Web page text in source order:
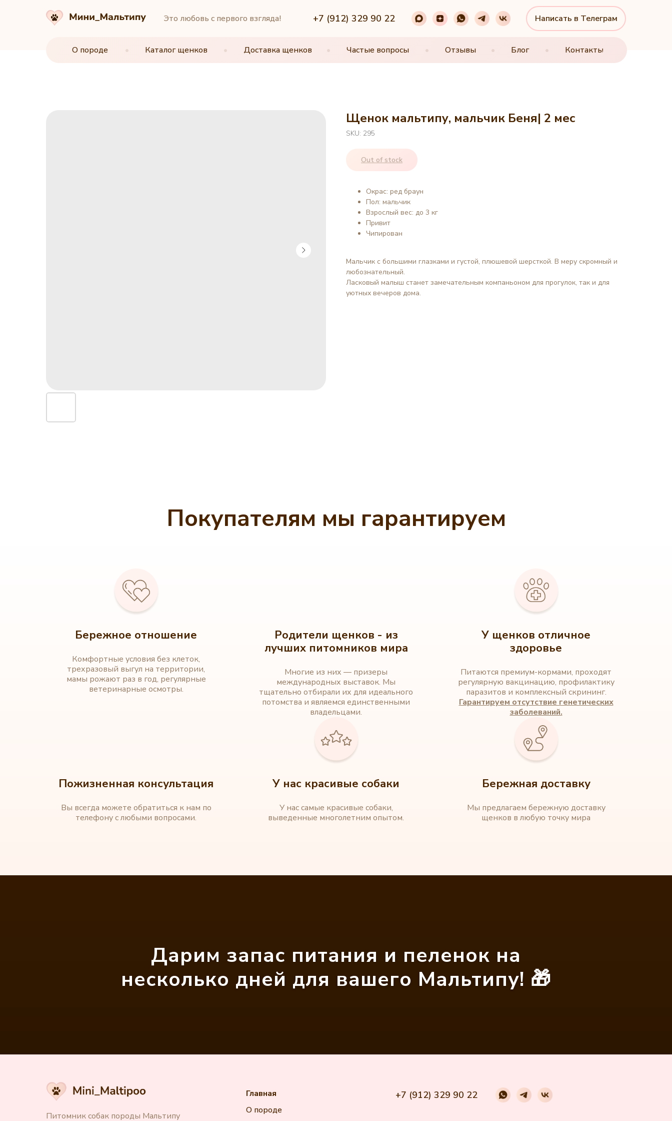
Написать в Телеграм
Это любовь с первого взгляда! +7 (912) 329 90 22
О породе Каталог щенков Доставка щенков Частые вопросы Отзывы Блог Контакты
• • • • • •
Написать в Телеграм
+7 (912) 329 90 22
О породе Каталог щенков Доставка щенков Частые вопросы Отзывы Блог Контакты
• • • • • •
Щенок мальтипу, мальчик Беня| 2 мес
SKU: 295
Out of stock
Окрас: ред браун
Пол: мальчик
Взрослый вес: до 3 кг
Привит
Чипирован
Мальчик с большими глазками и густой, плюшевой шерсткой. В меру скромный и
любознательный.
Ласковый малыш станет замечательным компаньоном для прогулок, так и для
уютных вечеров дома.
Покупателям мы гарантируем
Бережное отношение
Комфортные условия без клеток,
трехразовый выгул на территории,
мамы рожают раз в год, регулярные
ветеринарные осмотры.
Родители щенков - из
лучших питомников мира
Многие из них — призеры
международных выставок. Мы
тщательно отбирали их для идеального
потомства и являемся единственными
владельцами.
У щенков отличное
здоровье
Питаются премиум-кормами, проходят
регулярную вакцинацию, профилактику
паразитов и комплексный скрининг.
Гарантируем отсутствие генетических
заболеваний.
Пожизненная консультация
Вы всегда можете обратиться к нам по
телефону с любыми вопросами.
У нас красивые собаки
У нас самые красивые собаки,
выведенные многолетним опытом.
Бережная доставку
Мы предлагаем бережную доставку
щенков в любую точку мира
Дарим запас питания и пеленок на
несколько дней для вашего Мальтипу! 🎁
+7 (912) 329 90 22
Питомник собак породы Мальтипу
Главная
О породе